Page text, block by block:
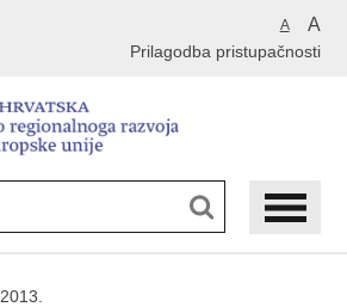
A A
Prilagodba pristupačnosti